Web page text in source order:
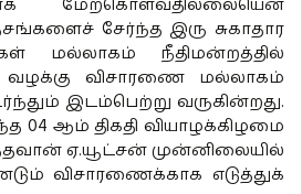
மேற்கொள்வதில்லையென
சேர்ந்த இரு சுகாதார
மல்லாகம் நீதிமன்றத்தில்
வழக்கு விசாரணை மல்லாகம்
இடம்பெற்று வருகின்றது.
04 ஆம் திகதி வியாழக்கிழமை
ஏ.யூட்சன் முன்னிலையில்
விசாரணைக்காக எடுத்துக்